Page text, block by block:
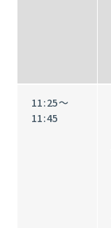
11:25～
11:45